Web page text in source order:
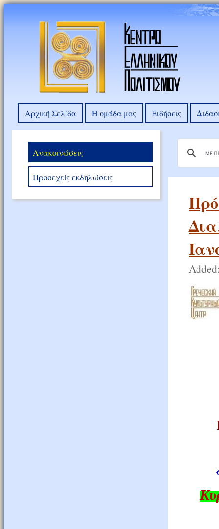
Αρχική Σελίδα Η ομάδα μας Ειδήσεις
Ανακοινώσεις
Προσεχείς εκδηλώσεις